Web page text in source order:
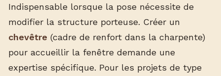
Indispensable lorsque la pose nécessite de
modifier la structure porteuse. Créer un
chevêtre (cadre de renfort dans la charpente)
pour accueillir la fenêtre demande une
expertise spécifique. Pour les projets de type